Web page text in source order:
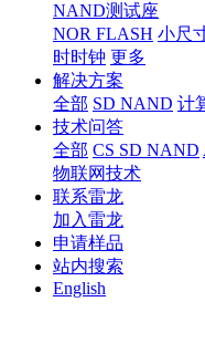
NAND测试座
NOR FLASH 小尺
时时钟 更多
解决方案
全部 SD NAND 计
技术问答
全部 CS SD NAND
物联网技术
联系雷龙
加入雷龙
申请样品
站内搜索
English